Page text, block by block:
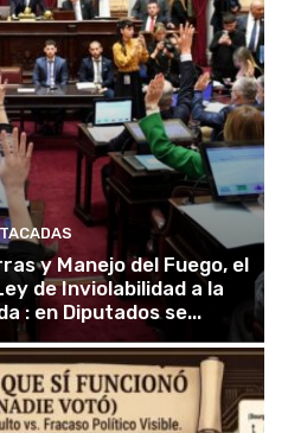
y Manejo del Fuego, el
de Inviolabilidad a la
: en Diputados se...